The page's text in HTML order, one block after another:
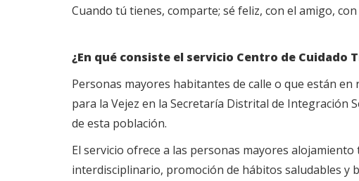
Cuando tú tienes, comparte; sé feliz, con el amigo,
¿En qué consiste el servicio Centro de Cuidado
Personas mayores habitantes de calle o que están
para la Vejez en la Secretaría Distrital de Integración
de esta población.
El servicio ofrece a las personas mayores
interdisciplinario, promoción de hábitos saludables y